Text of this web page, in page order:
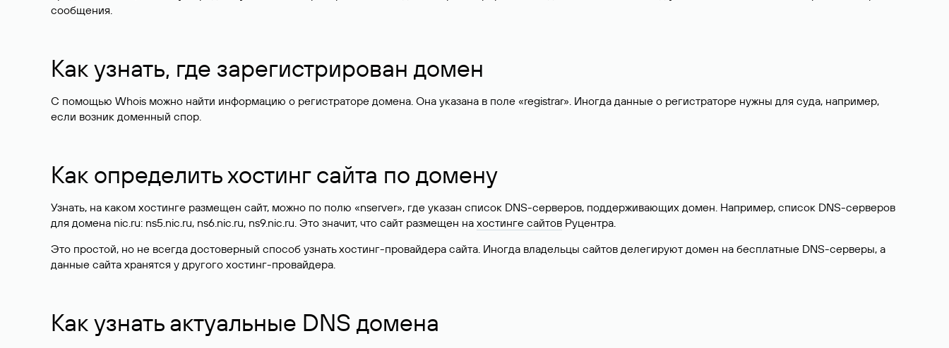
сообщения.
Как узнать, где зарегистрирован домен
С помощью Whois можно найти информацию о регистраторе домена. Она указана в поле «registrar». Иногда данные о регистраторе нужны для суда, например,
если возник доменный спор.
Как определить хостинг сайта по домену
Узнать, на каком хостинге размещен сайт, можно по полю «nserver», где указан список DNS-серверов, поддерживающих домен. Например, список DNS-серверов
для домена nic.ru: ns5.nic.ru, ns6.nic.ru, ns9.nic.ru. Это значит, что сайт размещен на хостинге сайтов Руцентра.
Это простой, но не всегда достоверный способ узнать хостинг-провайдера сайта. Иногда владельцы сайтов делегируют домен на бесплатные DNS-серверы, а
данные сайта хранятся у другого хостинг-провайдера.
Как узнать актуальные DNS домена